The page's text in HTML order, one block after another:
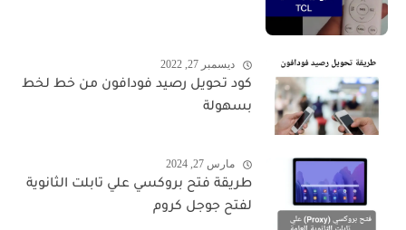
ديسمبر 27, 2022
كود تحويل رصيد فودافون من خط لخط
بسهولة
مارس 27, 2024
طريقة فتح بروكسي علي تابلت الثانوية
لفتح جوجل كروم